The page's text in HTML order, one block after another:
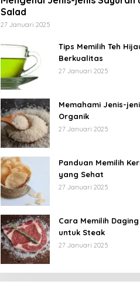
Salad
27 Januari 2025
Tips Memilih Teh
Berkualitas
27 Januari 2025
Memahami Jenis-
Organik
27 Januari 2025
Panduan Memilih
yang Sehat
27 Januari 2025
Cara Memilih
untuk Steak
27 Januari 2025